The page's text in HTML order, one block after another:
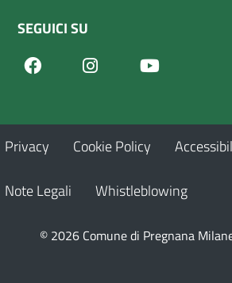
SEGUICI SU
FacebookInstagram
Privacy Cookie Policy
Note Legali Whistleblowing
© 2026 Comune di Pregnana